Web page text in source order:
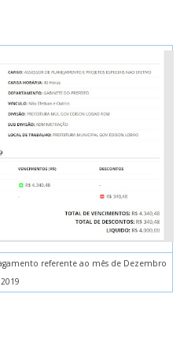
referente ao mês de Dezembro